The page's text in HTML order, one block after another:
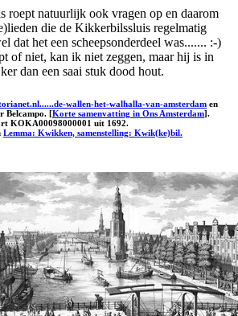
roept natuurlijk ook vragen op en daarom
die de Kikkerbilssluis regelmatig
dat het een scheepsonderdeel was....... :-)
of niet, kan ik niet zeggen, maar hij is in
dan een saai stuk dood hout.
wallen-het-walhalla-van-amsterdam en
Belcampo. [Korte samenvatting in Ons Amsterdam].
KOKA00098000001 uit 1692.
Lemma: Kwikken, samenstelling: Kwik(ke)bil.